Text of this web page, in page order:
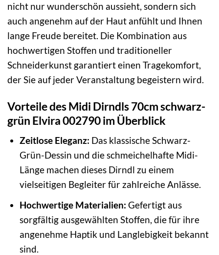
nicht nur wunderschön aussieht, sondern sich
auch angenehm auf der Haut anfühlt und Ihnen
lange Freude bereitet. Die Kombination aus
hochwertigen Stoffen und traditioneller
Schneiderkunst garantiert einen Tragekomfort,
der Sie auf jeder Veranstaltung begeistern wird.
Vorteile des Midi Dirndls 70cm schwarz-
grün Elvira 002790 im Überblick
Zeitlose Eleganz: Das klassische Schwarz-
Grün-Dessin und die schmeichelhafte Midi-
Länge machen dieses Dirndl zu einem
vielseitigen Begleiter für zahlreiche Anlässe.
Hochwertige Materialien: Gefertigt aus
sorgfältig ausgewählten Stoffen, die für ihre
angenehme Haptik und Langlebigkeit bekannt
sind.